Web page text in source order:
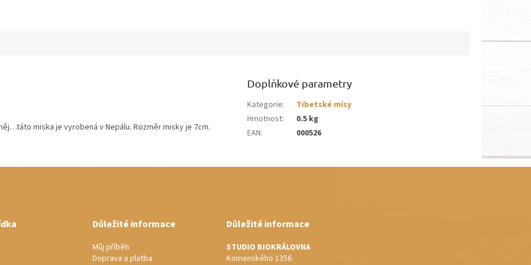
miska je vyrobená v Nepálu. Rozměr misky je 7cm.
Doplňkové parametry
Kategorie:
Tibetské mísy
Hmotnost:
0.5 kg
EAN: 000526
Důležité informace
Můj příběh
Doprava a platba
Důležité informace
STUDIO BIOKRÁLOVNA
Komenského 1356